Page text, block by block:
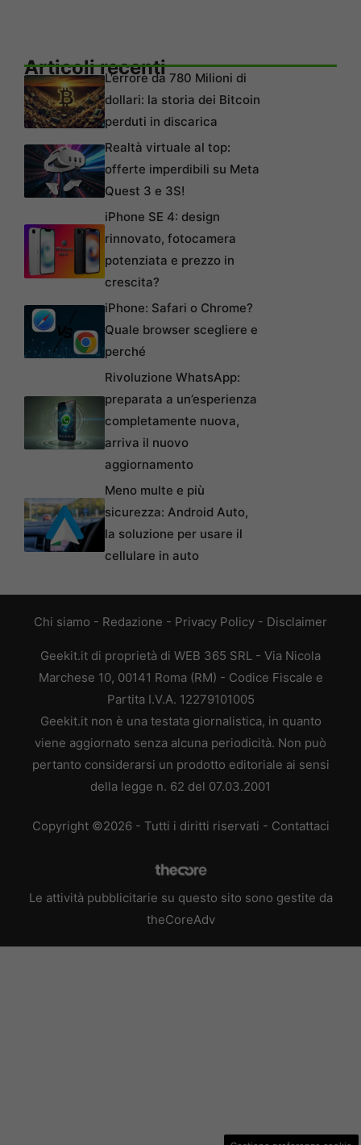
Articoli recentiL’errore da 780 Milioni di
dollari: la storia dei Bitcoin
perduti in discarica
Realtà virtuale al top:
offerte imperdibili su Meta
Quest 3 e 3S!
iPhone SE 4: design
rinnovato, fotocamera
potenziata e prezzo in
crescita?
iPhone: Safari o Chrome?
Quale browser scegliere e
perché
Rivoluzione WhatsApp:
preparata a un’esperienza
completamente nuova,
arriva il nuovo
aggiornamento
Meno multe e più
sicurezza: Android Auto,
la soluzione per usare il
cellulare in auto
Chi siamo - Redazione - Privacy Policy - Disclaimer
Geekit.it di proprietà di WEB 365 SRL - Via Nicola
Marchese 10, 00141 Roma (RM) - Codice Fiscale e
Partita I.V.A. 12279101005
Geekit.it non è una testata giornalistica, in quanto
viene aggiornato senza alcuna periodicità. Non può
pertanto considerarsi un prodotto editoriale ai sensi
della legge n. 62 del 07.03.2001
Copyright ©2026 - Tutti i diritti riservati - Contattaci
Le attività pubblicitarie su questo sito sono gestite da
theCoreAdv